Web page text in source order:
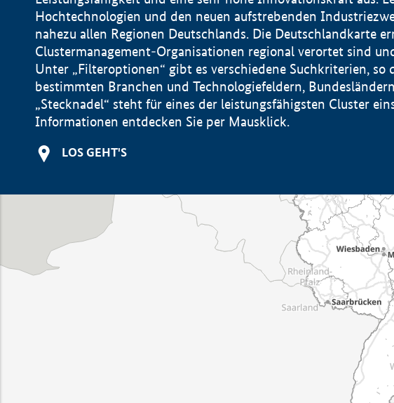
Hochtechnologien und den neuen aufstrebenden
nahezu allen Regionen Deutschlands. Die Deutschlandkarte
Clustermanagement-Organisationen regional verortet sind
Unter „Filteroptionen“ gibt es verschiedene Suchkriterien,
bestimmten Branchen und Technologiefeldern,
„Stecknadel“ steht für eines der leistungsfähigsten Cluster
Informationen entdecken Sie per Mausklick.
LOS GEHT'S